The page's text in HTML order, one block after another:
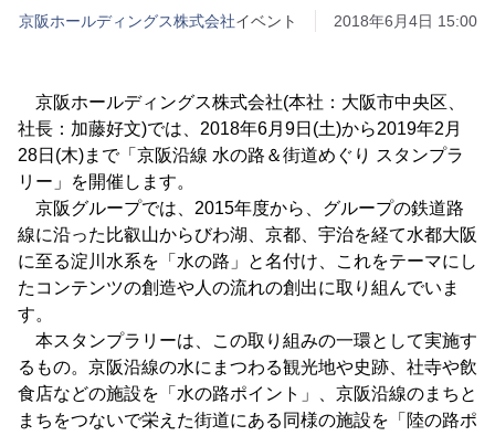
京阪ホールディングス株式会社イベント 2018年6月4日 15:00
京阪ホールディングス株式会社(本社：大阪市中央区、
社長：加藤好文)では、2018年6月9日(土)から2019年2月
28日(木)まで「京阪沿線 水の路＆街道めぐり スタンプラ
リー」を開催します。
京阪グループでは、2015年度から、グループの鉄道路
線に沿った比叡山からびわ湖、京都、宇治を経て水都大阪
に至る淀川水系を「水の路」と名付け、これをテーマにし
たコンテンツの創造や人の流れの創出に取り組んでいま
す。
本スタンプラリーは、この取り組みの一環として実施す
るもの。京阪沿線の水にまつわる観光地や史跡、社寺や飲
食店などの施設を「水の路ポイント」、京阪沿線のまちと
まちをつないで栄えた街道にある同様の施設を「陸の路ポ